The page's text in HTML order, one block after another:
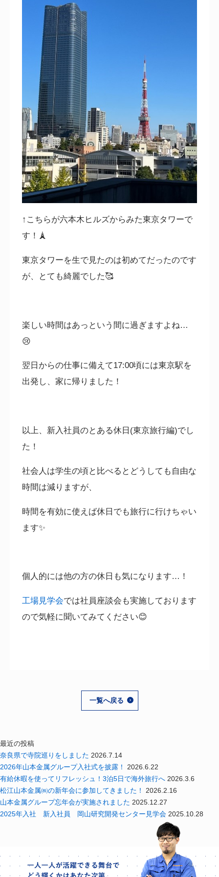
↑こちらが六本木ヒルズからみた東京タワーで
す！ 🗼
東京タワーを生で見たのは初めてだったのです
が、とても綺麗でした🥰
楽しい時間はあっという間に過ぎますよね…
😢
翌日からの仕事に備えて17:00頃には東京駅を
出発し、家に帰りました！
以上、新入社員のとある休日(東京旅行編)でし
た！
社会人は学生の頃と比べるとどうしても自由な
時間は減りますが、
時間を有効に使えば休日でも旅行に行けちゃい
ます✨
個人的には他の方の休日も気になります… ！
工場見学会では社員座談会も実施しております
ので気軽に聞いてみてください😊
一覧へ戻る
最近の投稿
奈良県で寺院巡りをしました 2026.7.14
2026年山本金属グループ入社式を披露！
2026.6.22
有給休暇を使ってリフレッシュ！3泊5日で海外旅行へ 2026.3.6
松江山本金属㈱の新年会に参加してきました！
2026.2.16
山本金属グループ忘年会が実施されました 2025.12.27
2025年入社 新入社員 岡山研究開発センター見学会 2025.10.28